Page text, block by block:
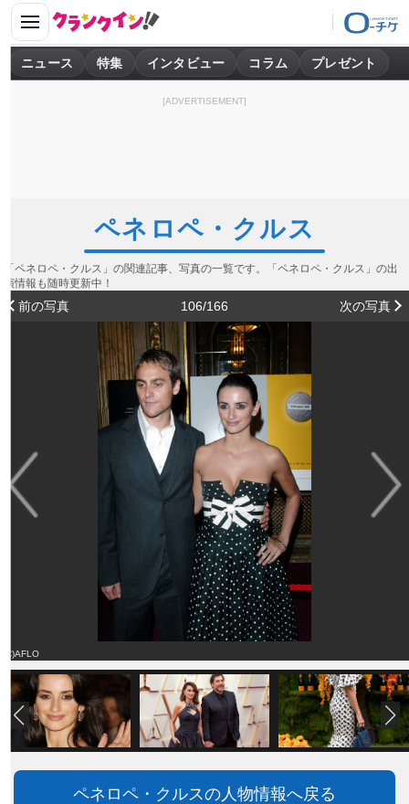
ニュース 特集 インタビュー コラム プレゼント
[ADVERTISEMENT]
ペネロペ・クルス
「ペネロペ・クルス」の関連記事、写真の一覧です。「ペネロペ・クルス」の出
演情報も随時更新中！
前の写真 106/166 次の写真
(C)AFLO
ペネロペ・クルスの人物情報へ戻る